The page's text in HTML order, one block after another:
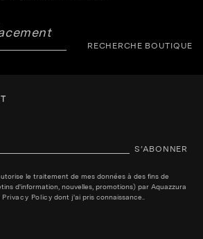
RECHERCHE BOUTIQUE
S’ABONNER
le traitement de mes données à des fins de
d'information, nouvelles, promotions) par Aquazzura
Privacy Policy dont j'ai pris connaissance..